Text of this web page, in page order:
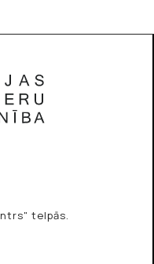
telpās.